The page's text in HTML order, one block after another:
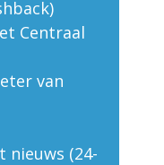
Centraal
van
nieuws (24-